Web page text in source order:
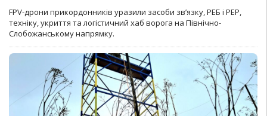
FPV-дрони прикордонників уразили засоби зв’язку, РЕБ і РЕР,
техніку, укриття та логістичний хаб ворога на Північно-
Слобожанському напрямку.